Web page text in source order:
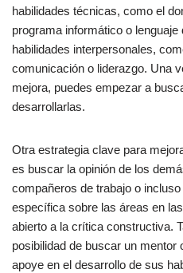
habilidades técnicas, como el
programa informático o
habilidades interpersonales,
comunicación o liderazgo. Una
mejora, puedes empezar a
desarrollarlas.
Otra estrategia clave para
es buscar la opinión de los
compañeros de trabajo o
específica sobre las áreas en
abierto a la crítica constructiva.
posibilidad de buscar un mentor
apoye en el desarrollo de sus